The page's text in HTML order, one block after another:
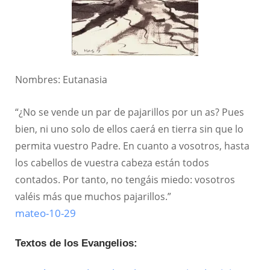
Nombres: Eutanasia
“¿No se vende un par de pajarillos por un as? Pues
bien, ni uno solo de ellos caerá en tierra sin que lo
permita vuestro Padre. En cuanto a vosotros, hasta
los cabellos de vuestra cabeza están todos
contados. Por tanto, no tengáis miedo: vosotros
valéis más que muchos pajarillos.”
mateo-10-29
Textos de los Evangelios: